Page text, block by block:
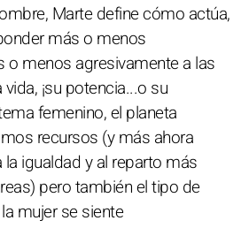
Marte define cómo actúa,
más o menos
o menos agresivamente a las
¡su potencia...o su
femenino, el planeta
recursos (y más ahora
igualdad y al reparto más
pero también el tipo de
mujer se siente